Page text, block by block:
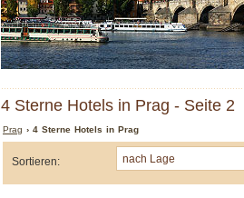
4 Sterne Hotels in Prag - Seite 2
Prag › 4 Sterne Hotels in Prag
Sortieren: nach Lage